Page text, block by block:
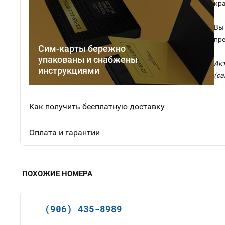
Сим-карты бережно
упакованы и снабжены
инструкциями
Вы
Как получить бесплатную доставку
Оплата и гарантии
ПОХОЖИЕ НОМЕРА
(906) 435-8989